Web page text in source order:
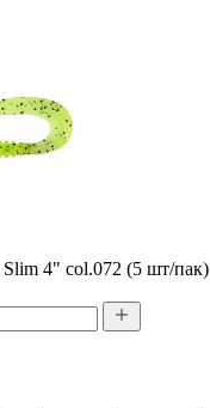
Slim 4" col.072 (5 шт/пак)